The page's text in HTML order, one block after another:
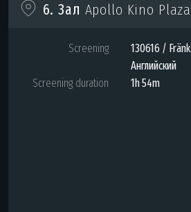
6. Зал Apollo Kino Plaza
Screening
130616 / Fränk
Английский
Screening duration
1h 54m